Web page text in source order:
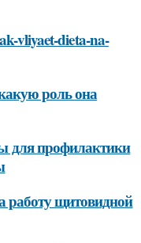
vliyaet-dieta-na-
роль она
для профилактики
работу щитовидной